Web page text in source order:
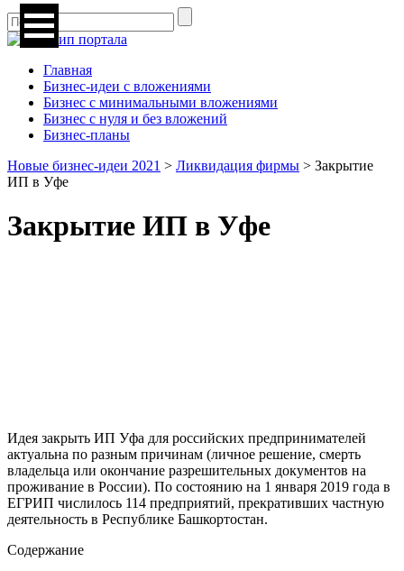
Главная
Бизнес-идеи с вложениями
Бизнес с минимальными вложениями
Бизнес с нуля и без вложений
Бизнес-планы
Новые бизнес-идеи 2021 > Ликвидация фирмы > Закрытие
ИП в Уфе
Закрытие ИП в Уфе
Идея закрыть ИП Уфа для российских предпринимателей
актуальна по разным причинам (личное решение, смерть
владельца или окончание разрешительных документов на
проживание в России). По состоянию на 1 января 2019 года в
ЕГРИП числилось 114 предприятий, прекративших частную
деятельность в Республике Башкортостан.
Содержание